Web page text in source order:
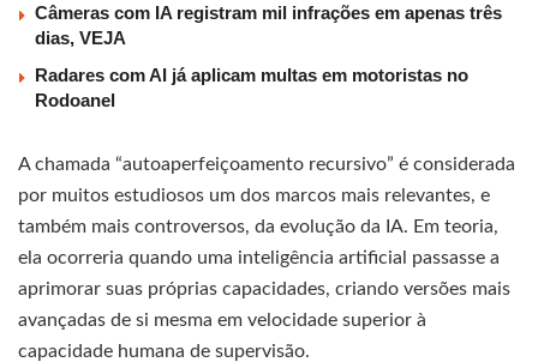
Câmeras com IA registram mil infrações em apenas três
dias, VEJA
Radares com AI já aplicam multas em motoristas no
Rodoanel
A chamada “autoaperfeiçoamento recursivo” é considerada
por muitos estudiosos um dos marcos mais relevantes, e
também mais controversos, da evolução da IA. Em teoria,
ela ocorreria quando uma inteligência artificial passasse a
aprimorar suas próprias capacidades, criando versões mais
avançadas de si mesma em velocidade superior à
capacidade humana de supervisão.